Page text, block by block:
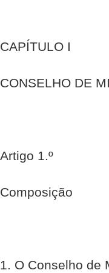
CAPÍTULO I
CONSELHO DE
Artigo 1.º
Composição
1. O Conselho de